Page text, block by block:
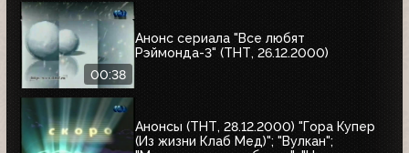
00:38
Анонс сериала "Все любят
Рэймонда-3" (ТНТ, 26.12.2000)
Анонсы (ТНТ, 28.12.2000) "Гора Купер
(Из жизни Клаб Мед)"; "Вулкан";